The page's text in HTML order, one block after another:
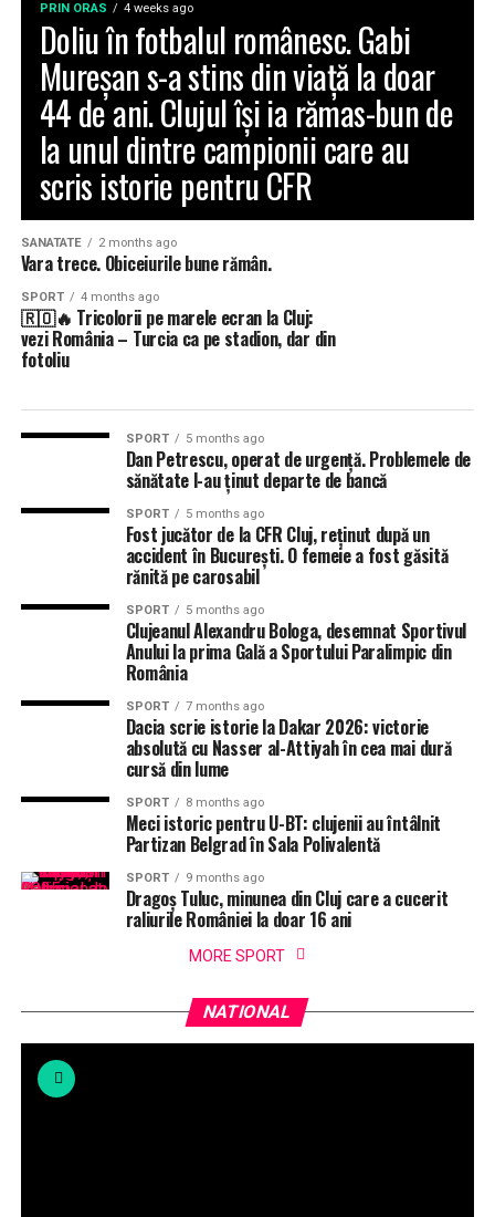
PRIN ORAS 4 weeks ago
Doliu în fotbalul românesc. Gabi
Mureșan s-a stins din viață la doar
44 de ani. Clujul își ia rămas-bun de
la unul dintre campionii care au
scris istorie pentru CFR
SANATATE 2 months ago
Vara trece. Obiceiurile bune rămân.
SPORT 4 months ago
🇷🇴🔥 Tricolorii pe marele ecran la Cluj:
vezi România – Turcia ca pe stadion, dar din
fotoliu
SPORT 5 months ago
Dan Petrescu, operat de urgență. Problemele de
sănătate l-au ținut departe de bancă
SPORT 5 months ago
Fost jucător de la CFR Cluj, reținut după un
accident în București. O femeie a fost găsită
rănită pe carosabil
SPORT 5 months ago
Clujeanul Alexandru Bologa, desemnat Sportivul
Anului la prima Gală a Sportului Paralimpic din
România
SPORT 7 months ago
Dacia scrie istorie la Dakar 2026: victorie
absolută cu Nasser al-Attiyah în cea mai dură
cursă din lume
SPORT 8 months ago
Meci istoric pentru U-BT: clujenii au întâlnit
Partizan Belgrad în Sala Polivalentă
SPORT 9 months ago
Dragoș Tuluc, minunea din Cluj care a cucerit
raliurile României la doar 16 ani
MORE SPORT
NATIONAL